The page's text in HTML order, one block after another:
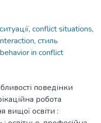
, conflict situations,
, стиль
in conflict
поведінки
робота
вищої освіти :